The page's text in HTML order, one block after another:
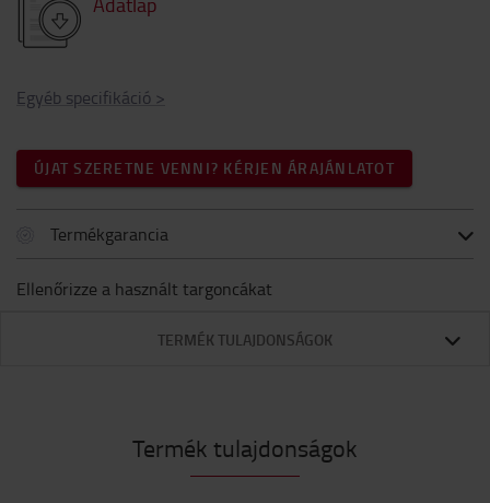
Egyéb specifikáció >
ÚJAT SZERETNE VENNI? KÉRJEN ÁRAJÁNLATOT
Termékgarancia
Ellenőrizze a használt targoncákat
TERMÉK TULAJDONSÁGOK
Termék tulajdonságok